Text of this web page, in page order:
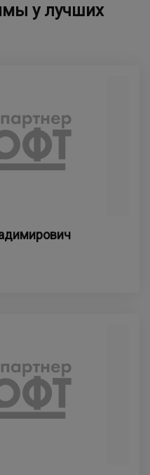
у лучших